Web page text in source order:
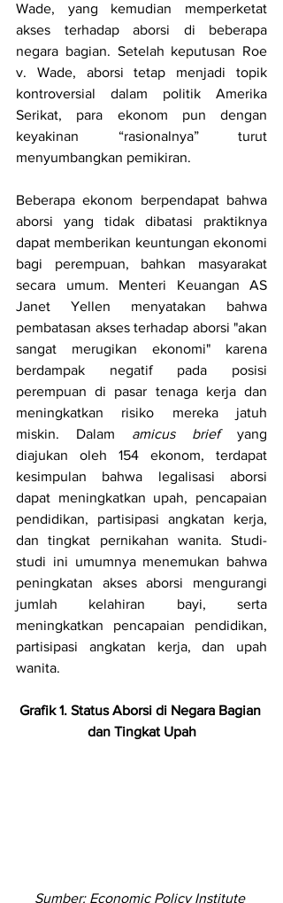
Wade, yang kemudian memperketat
akses terhadap aborsi di beberapa
negara bagian. Setelah keputusan Roe
v. Wade, aborsi tetap menjadi topik
kontroversial dalam politik Amerika
Serikat, para ekonom pun dengan
keyakinan “rasionalnya” turut
menyumbangkan pemikiran.
Beberapa ekonom berpendapat bahwa
aborsi yang tidak dibatasi praktiknya
dapat memberikan keuntungan ekonomi
bagi perempuan, bahkan masyarakat
secara umum. Menteri Keuangan AS
Janet Yellen menyatakan bahwa
pembatasan akses terhadap aborsi "akan
sangat merugikan ekonomi" karena
berdampak negatif pada posisi
perempuan di pasar tenaga kerja dan
meningkatkan risiko mereka jatuh
miskin. Dalam amicus brief yang
diajukan oleh 154 ekonom, terdapat
kesimpulan bahwa legalisasi aborsi
dapat meningkatkan upah, pencapaian
pendidikan, partisipasi angkatan kerja,
dan tingkat pernikahan wanita. Studi-
studi ini umumnya menemukan bahwa
peningkatan akses aborsi mengurangi
jumlah kelahiran bayi, serta
meningkatkan pencapaian pendidikan,
partisipasi angkatan kerja, dan upah
wanita.
Grafik 1. Status Aborsi di Negara Bagian
dan Tingkat Upah
Sumber: Economic Policy Institute